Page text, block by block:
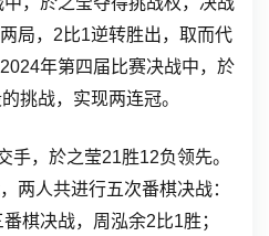
局，2比1逆转胜出，取而代
年第四届比赛决战中，於
挑战，实现两连冠。
手，於之莹21胜12负领先。
两人共进行五次番棋决战：
棋决战，周泓余2比1胜；